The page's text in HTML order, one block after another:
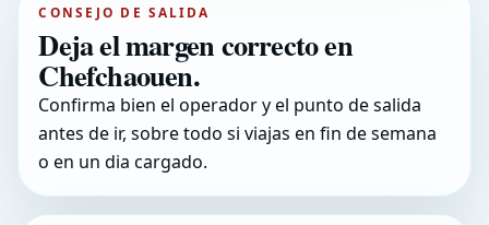
CONSEJO DE SALIDA
Deja el margen correcto en
Chefchaouen.
Confirma bien el operador y el punto de salida
antes de ir, sobre todo si viajas en fin de semana
o en un dia cargado.